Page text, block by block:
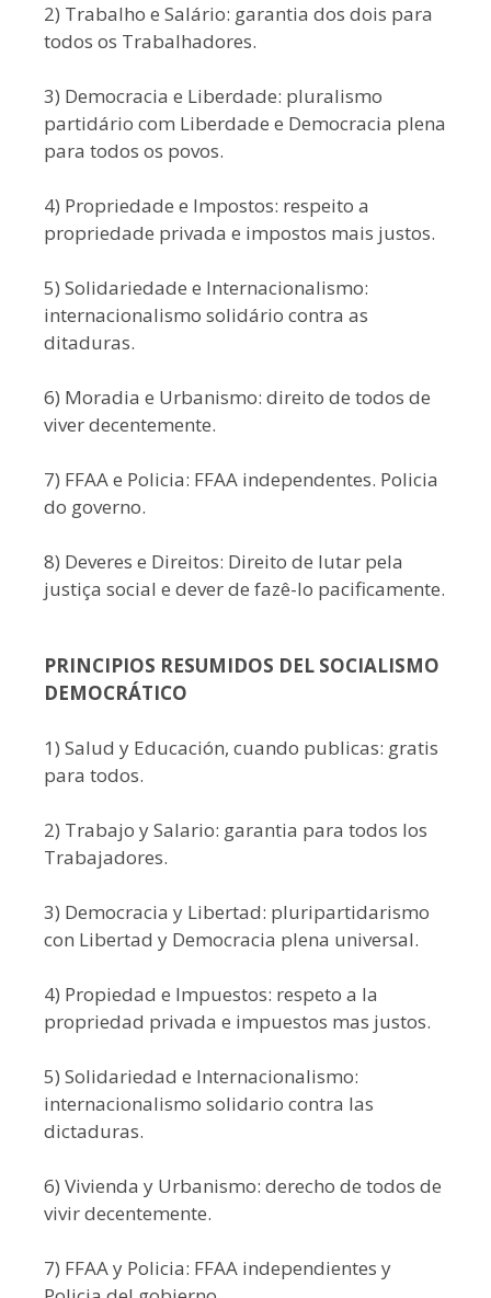
2) Trabalho e Salário: garantia dos dois para
todos os Trabalhadores.
3) Democracia e Liberdade: pluralismo
partidário com Liberdade e Democracia plena
para todos os povos.
4) Propriedade e Impostos: respeito a
propriedade privada e impostos mais justos.
5) Solidariedade e Internacionalismo:
internacionalismo solidário contra as
ditaduras.
6) Moradia e Urbanismo: direito de todos de
viver decentemente.
7) FFAA e Policia: FFAA independentes. Policia
do governo.
8) Deveres e Direitos: Direito de lutar pela
justiça social e dever de fazê-lo pacificamente.
PRINCIPIOS RESUMIDOS DEL SOCIALISMO
DEMOCRÁTICO
1) Salud y Educación, cuando publicas: gratis
para todos.
2) Trabajo y Salario: garantia para todos los
Trabajadores.
3) Democracia y Libertad: pluripartidarismo
con Libertad y Democracia plena universal.
4) Propiedad e Impuestos: respeto a la
propriedad privada e impuestos mas justos.
5) Solidariedad e Internacionalismo:
internacionalismo solidario contra las
dictaduras.
6) Vivienda y Urbanismo: derecho de todos de
vivir decentemente.
7) FFAA y Policia: FFAA independientes y